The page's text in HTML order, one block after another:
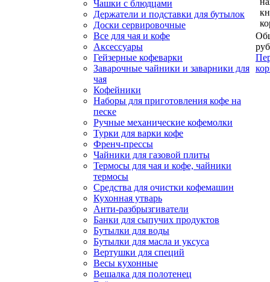
Чашки с блюдцами
Держатели и подставки для бутылок
Доски сервировочные
Все для чая и кофе
Аксессуары
Гейзерные кофеварки
Заварочные чайники и заварники для
чая
Кофейники
Наборы для приготовления кофе на
песке
Ручные механические кофемолки
Турки для варки кофе
Френч-прессы
Чайники для газовой плиты
Термосы для чая и кофе, чайники
термосы
Средства для очистки кофемашин
Кухонная утварь
Анти-разбрызгиватели
Банки для сыпучих продуктов
Бутылки для воды
Бутылки для масла и уксуса
Вертушки для специй
Весы кухонные
Вешалка для полотенец